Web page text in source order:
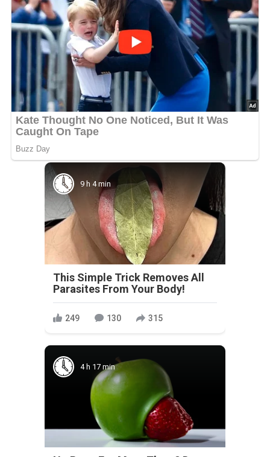
9 h 4 min
This Simple Trick Removes All
Parasites From Your Body!
249 130 315
4 h 17 min